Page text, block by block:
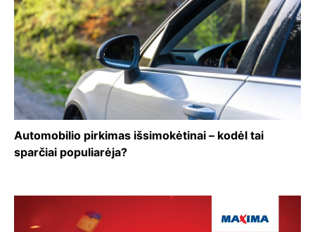
Automobilio pirkimas išsimokėtinai – kodėl tai
sparčiai populiarėja?